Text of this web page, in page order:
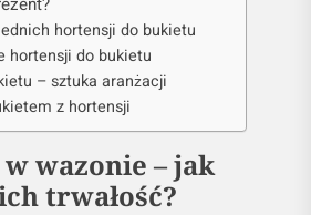
hortensji do bukietu
hortensji do bukietu
– sztuka aranżacji
z hortensji
wazonie – jak
trwałość?